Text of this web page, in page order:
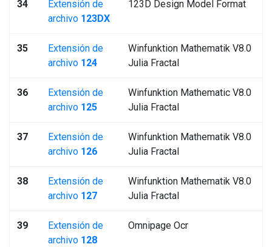
34
Extensión de
archivo 123DX
123D Design Model Format
35
Extensión de
archivo 124
Winfunktion Mathematik V8.0
Julia Fractal
36
Extensión de
archivo 125
Winfunktion Mathematic V8.0
Julia Fractal
37
Extensión de
archivo 126
Winfunktion Mathematik V8.0
Julia Fractal
38
Extensión de
archivo 127
Winfunktion Mathematik V8.0
Julia Fractal
39
Extensión de
archivo 128
Omnipage Ocr